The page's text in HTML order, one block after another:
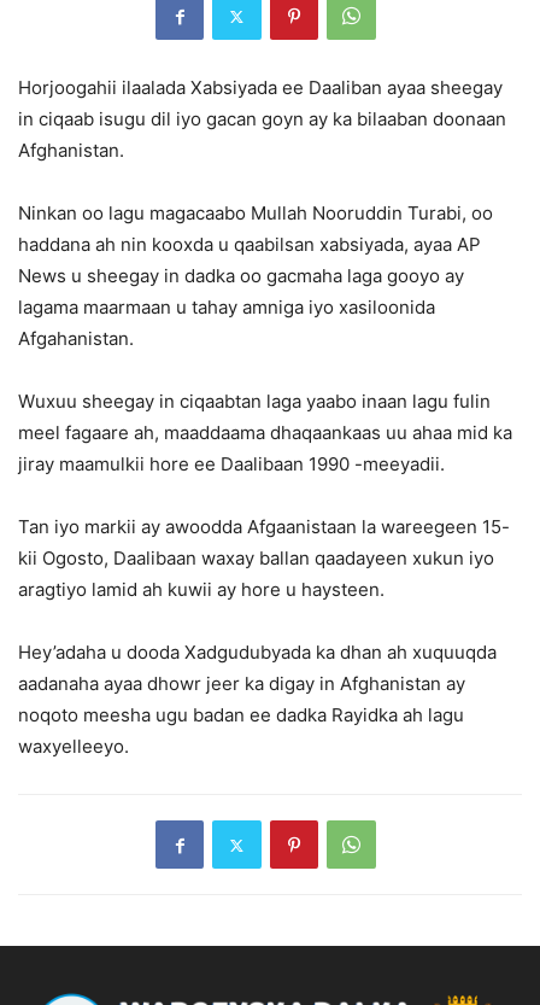
Horjoogahii ilaalada Xabsiyada ee Daaliban ayaa sheegay
in ciqaab isugu dil iyo gacan goyn ay ka bilaaban doonaan
Afghanistan.
Ninkan oo lagu magacaabo Mullah Nooruddin Turabi, oo
haddana ah nin kooxda u qaabilsan xabsiyada, ayaa AP
News u sheegay in dadka oo gacmaha laga gooyo ay
lagama maarmaan u tahay amniga iyo xasiloonida
Afgahanistan.
Wuxuu sheegay in ciqaabtan laga yaabo inaan lagu fulin
meel fagaare ah, maaddaama dhaqaankaas uu ahaa mid ka
jiray maamulkii hore ee Daalibaan 1990 -meeyadii.
Tan iyo markii ay awoodda Afgaanistaan la wareegeen 15-
kii Ogosto, Daalibaan waxay ballan qaadayeen xukun iyo
aragtiyo lamid ah kuwii ay hore u haysteen.
Hey’adaha u dooda Xadgudubyada ka dhan ah xuquuqda
aadanaha ayaa dhowr jeer ka digay in Afghanistan ay
noqoto meesha ugu badan ee dadka Rayidka ah lagu
waxyelleeyo.